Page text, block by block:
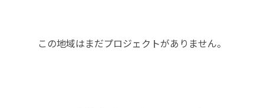
この地域はまだプロジェクトがありません。